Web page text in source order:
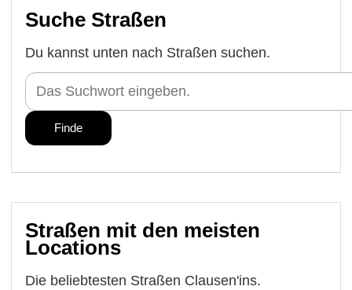
Suche Straßen
Du kannst unten nach Straßen suchen.
Straßen mit den meisten
Locations
Die beliebtesten Straßen Clausen'ins.